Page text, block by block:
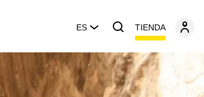
ES TIENDA